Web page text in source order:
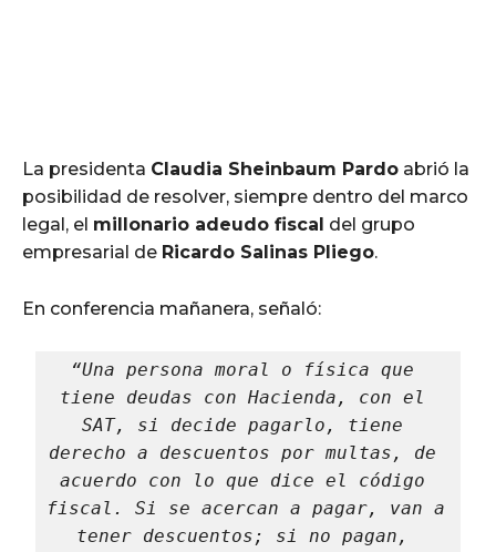
La presidenta Claudia Sheinbaum Pardo abrió la
posibilidad de resolver, siempre dentro del marco
legal, el millonario adeudo fiscal del grupo
empresarial de Ricardo Salinas Pliego.
En conferencia mañanera, señaló:
“Una persona moral o física que
tiene deudas con Hacienda, con el
SAT, si decide pagarlo, tiene
derecho a descuentos por multas, de
acuerdo con lo que dice el código
fiscal. Si se acercan a pagar, van a
tener descuentos; si no pagan,